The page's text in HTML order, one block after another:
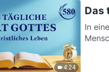
4:24
Das
In